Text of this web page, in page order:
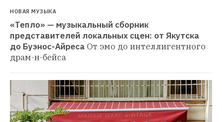
НОВАЯ МУЗЫКА
«Тепло» — музыкальный сборник
представителей локальных сцен: от Якутска
до Буэнос-Айреса От эмо до интеллигентного
драм-н-бейса